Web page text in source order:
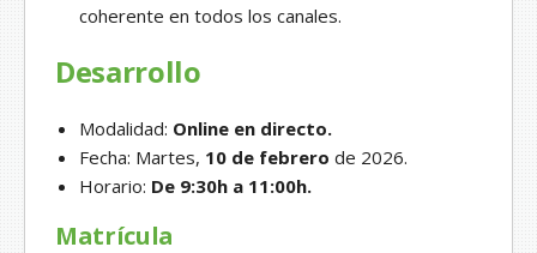
coherente en todos los canales.
Desarrollo
Modalidad: Online en directo.
Fecha: Martes, 10 de febrero de 2026.
Horario: De 9:30h a 11:00h.
Matrícula